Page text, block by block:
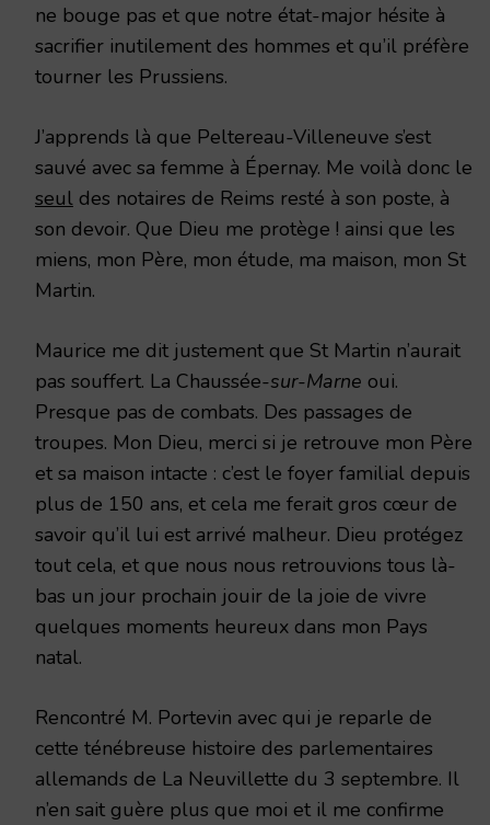
ne bouge pas et que notre état-major hésite à
sacrifier inutilement des hommes et qu’il préfère
tourner les Prussiens.
J’apprends là que Peltereau-Villeneuve s’est
sauvé avec sa femme à Épernay. Me voilà donc le
seul des notaires de Reims resté à son poste, à
son devoir. Que Dieu me protège ! ainsi que les
miens, mon Père, mon étude, ma maison, mon St
Martin.
Maurice me dit justement que St Martin n’aurait
pas souffert. La Chaussée-sur-Marne oui.
Presque pas de combats. Des passages de
troupes. Mon Dieu, merci si je retrouve mon Père
et sa maison intacte : c’est le foyer familial depuis
plus de 150 ans, et cela me ferait gros cœur de
savoir qu’il lui est arrivé malheur. Dieu protégez
tout cela, et que nous nous retrouvions tous là-
bas un jour prochain jouir de la joie de vivre
quelques moments heureux dans mon Pays
natal.
Rencontré M. Portevin avec qui je reparle de
cette ténébreuse histoire des parlementaires
allemands de La Neuvillette du 3 septembre. Il
n’en sait guère plus que moi et il me confirme